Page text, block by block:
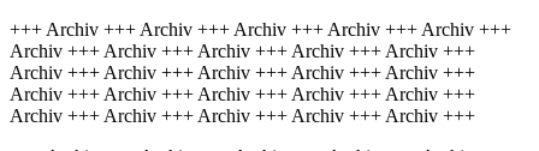
+++ Archiv +++ Archiv +++ Archiv +++ Archiv +++ Archiv +++
Archiv +++ Archiv +++ Archiv +++ Archiv +++ Archiv +++
Archiv +++ Archiv +++ Archiv +++ Archiv +++ Archiv +++
Archiv +++ Archiv +++ Archiv +++ Archiv +++ Archiv +++
Archiv +++ Archiv +++ Archiv +++ Archiv +++ Archiv +++